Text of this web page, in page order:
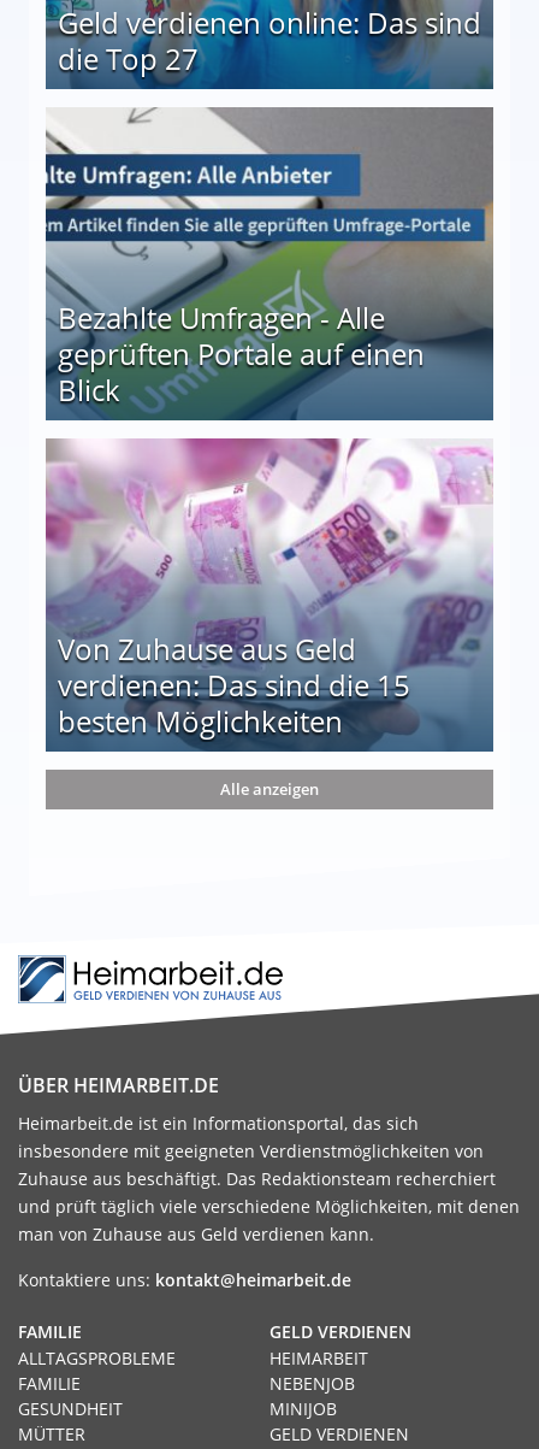
Geld verdienen online: Das sind
die Top 27
Bezahlte Umfragen - Alle
geprüften Portale auf einen
Blick
auf einen Blick
Von Zuhause aus Geld
verdienen: Das sind die 15
besten Möglichkeiten
die 15 besten Möglichkeiten
Alle anzeigen
ÜBER HEIMARBEIT.DE
Heimarbeit.de ist ein Informationsportal, das sich
insbesondere mit geeigneten Verdienstmöglichkeiten von
Zuhause aus beschäftigt. Das Redaktionsteam recherchiert
und prüft täglich viele verschiedene Möglichkeiten, mit denen
man von Zuhause aus Geld verdienen kann.
Kontaktiere uns: kontakt@heimarbeit.de
GELD VERDIENEN
HEIMARBEIT
NEBENJOB
MINIJOB
GELD VERDIENEN
FAMILIE
ALLTAGSPROBLEME
FAMILIE
GESUNDHEIT
MÜTTER